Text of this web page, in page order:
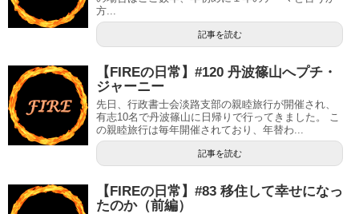
方...
記事を読む
【FIREの日常】#120 丹波篠山へプチ・
ジャーニー
先日、行政書士会淡路支部の親睦旅行が開催され、
有志10名で丹波篠山に日帰りで行ってきました。 こ
の親睦旅行は毎年開催されており、年替わ...
記事を読む
【FIREの日常】#83 移住して幸せになっ
たのか（前編）